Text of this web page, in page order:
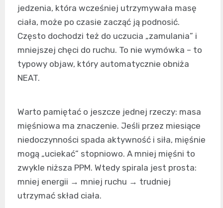
jedzenia, która wcześniej utrzymywała masę
ciała, może po czasie zacząć ją podnosić.
Często dochodzi też do uczucia „zamulania” i
mniejszej chęci do ruchu. To nie wymówka – to
typowy objaw, który automatycznie obniża
NEAT.
Warto pamiętać o jeszcze jednej rzeczy: masa
mięśniowa ma znaczenie. Jeśli przez miesiące
niedoczynności spada aktywność i siła, mięśnie
mogą „uciekać” stopniowo. A mniej mięśni to
zwykle niższa PPM. Wtedy spirala jest prosta:
mniej energii → mniej ruchu → trudniej
utrzymać skład ciała.